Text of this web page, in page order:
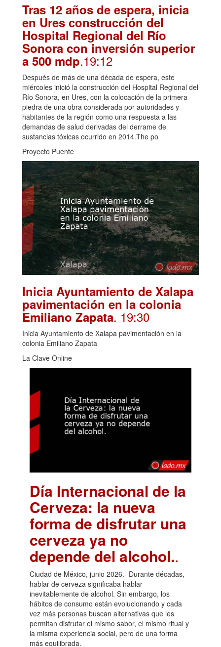
Tras 12 años de espera, inicia
en Ures construcción del
Hospital Regional del Río
Sonora con inversión superior
a 500 mdp.19:12
Después de más de una década de espera, este
miércoles inició la construcción del Hospital Regional del
Río Sonora, en Ures, con la colocación de la primera
piedra de una obra considerada por autoridades y
habitantes de la región como una respuesta a las
demandas de salud derivadas del derrame de
sustancias tóxicas ocurrido en 2014.The po
Proyecto Puente
Inicia Ayuntamiento de Xalapa
pavimentación en la colonia
Emiliano Zapata. 19:30
Inicia Ayuntamiento de Xalapa pavimentación en la
colonia Emiliano Zapata
La Clave Online
Día Internacional de la
Cerveza: la nueva
forma de disfrutar una
cerveza ya no
depende del alcohol..
Ciudad de México, junio 2026.- Durante décadas,
hablar de cerveza significaba hablar
inevitablemente de alcohol. Sin embargo, los
hábitos de consumo están evolucionando y cada
vez más personas buscan alternativas que les
permitan disfrutar el mismo sabor, el mismo ritual y
la misma experiencia social, pero de una forma
más equilibrada.